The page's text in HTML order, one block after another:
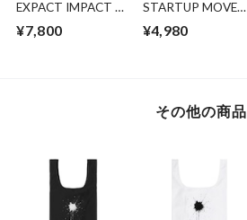
EXPACT IMPACT T
¥7,800
STARTUP MOVE
¥4,980
その他の商品